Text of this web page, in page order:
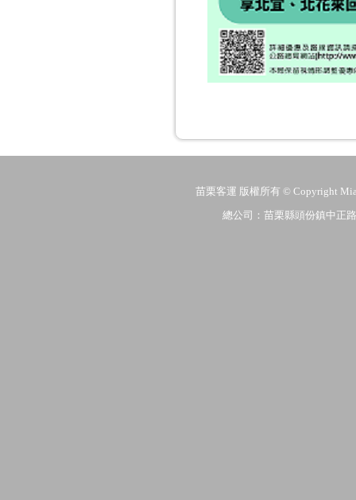
苗栗客運 版權所有 © Copyright
總公司：苗栗縣頭份鎮中正